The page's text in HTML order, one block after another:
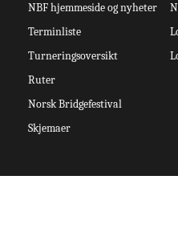
NBF hjemmeside og nyheter
Terminliste
Turneringsoversikt
Ruter
Norsk Bridgefestival
Skjemaer